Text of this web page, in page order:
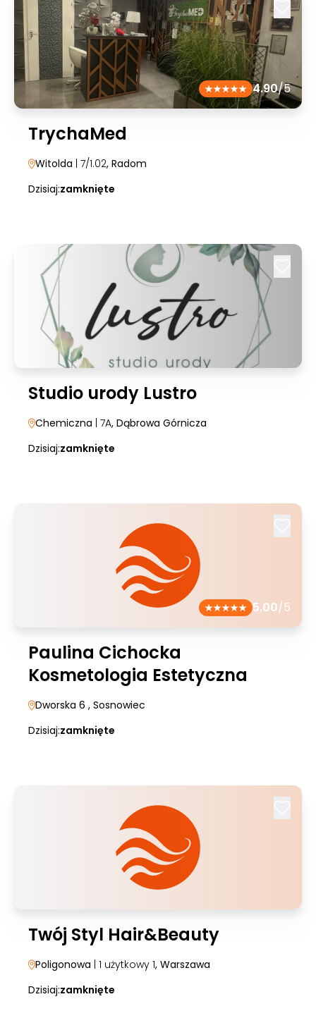
4.90/5
TrychaMed
Witolda | 7/1.02, Radom
Dzisiaj:zamknięte
Studio urody Lustro
Chemiczna | 7A, Dąbrowa Górnicza
Dzisiaj:zamknięte
5.00/5
Paulina Cichocka
Kosmetologia Estetyczna
Dworska 6 , Sosnowiec
Dzisiaj:zamknięte
Twój Styl Hair&Beauty
Poligonowa | 1 użytkowy 1, Warszawa
Dzisiaj:zamknięte